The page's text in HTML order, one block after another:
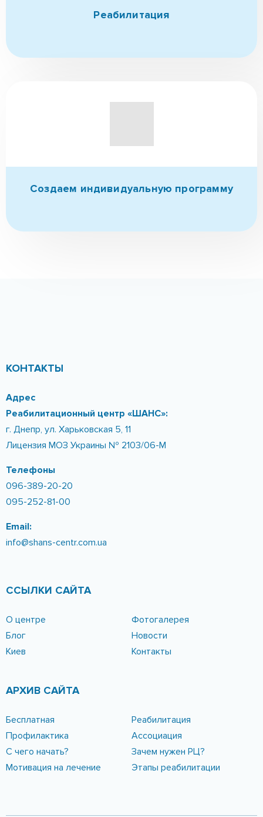
Реабилитация
Создаем индивидуальную программу
КОНТАКТЫ
Адрес
Реабилитационный центр «ШАНС»:
г. Днепр, ул. Харьковская 5, 11
Лицензия МОЗ Украины № 2103/06-М
Телефоны
096-389-20-20
095-252-81-00
Email:
info@shans-centr.com.ua
ССЫЛКИ САЙТА
О центре
Фотогалерея
Блог
Новости
Киев
Контакты
АРХИВ САЙТА
Бесплатная
Реабилитация
Профилактика
Ассоциация
С чего начать?
Зачем нужен РЦ?
Мотивация на лечение
Этапы реабилитации